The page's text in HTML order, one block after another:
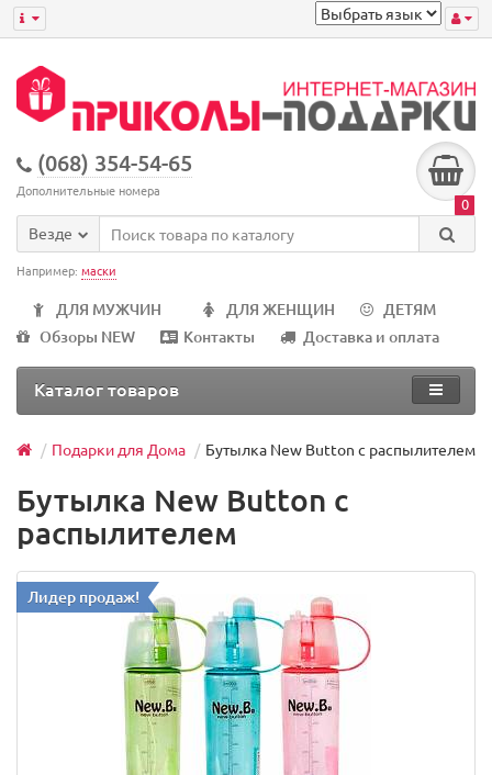
(068) 354-54-65
Дополнительные номера
0
Везде
Например: маски
ДЛЯ МУЖЧИН ДЛЯ ЖЕНЩИН
ДЕТЯМ
Обзоры NEW
Контакты Доставка и оплата
Каталог товаров
Подарки для Дома Бутылка New Button с распылителем
Бутылка New Button с
распылителем
Лидер продаж!